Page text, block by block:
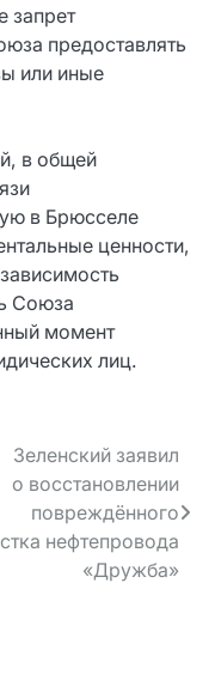
запрет
предоставлять
или иные
в общей
в Брюсселе
ценности,
Союза
момент
лиц.
Зеленский заявил
о восстановлении
повреждённого
нефтепровода
«Дружба»